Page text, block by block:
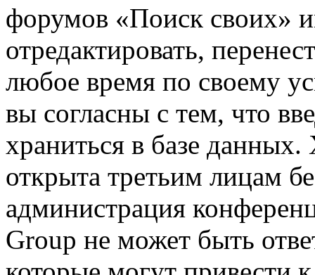
форумов «Поиск своих»
отредактировать,
любое время по своему
вы согласны с тем, что
храниться в базе
открыта третьим лицам
администрация
Group не может быть